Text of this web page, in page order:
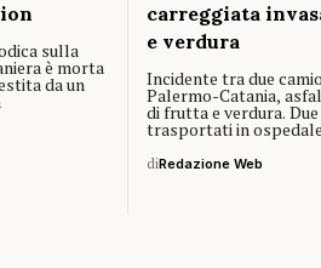
sulla
è morta
da un
carreggiata
e verdura
Incidente tra due
Palermo-Catania,
di frutta e verdura.
trasportati in ospedale
diRedazione Web